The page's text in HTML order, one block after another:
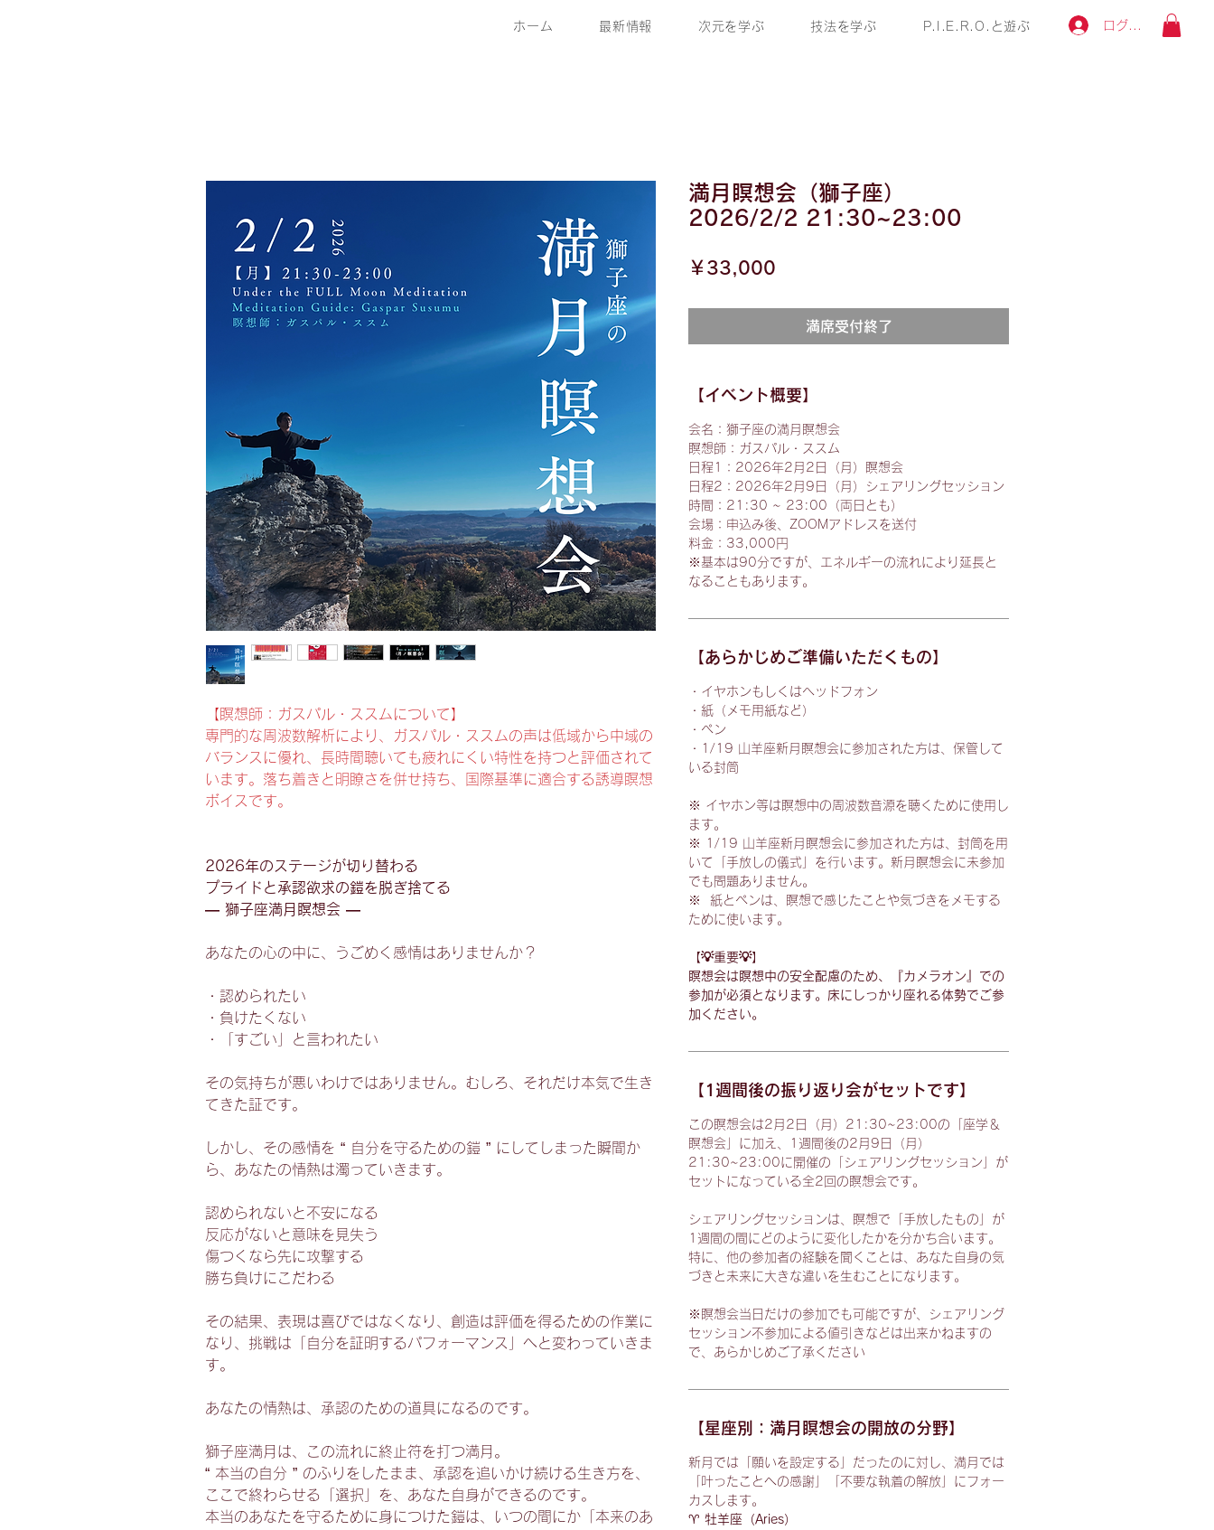
ログイン
ホーム 最新情報 次元を学ぶ 技法を学ぶ P.I.E.R.O.と遊ぶ
【瞑想師：ガスパル・ススムについて】
専門的な周波数解析により、ガスパル・ススムの声は低域から中域の
バランスに優れ、長時間聴いても疲れにくい特性を持つと評価されて
います。落ち着きと明瞭さを併せ持ち、国際基準に適合する誘導瞑想
ボイスです。
2026年のステージが切り替わる
プライドと承認欲求の鎧を脱ぎ捨てる
― 獅子座満月瞑想会 ―
あなたの心の中に、うごめく感情はありませんか？
・認められたい
・負けたくない
・「すごい」と言われたい
その気持ちが悪いわけではありません。むしろ、それだけ本気で生き
てきた証です。
しかし、その感情を “ 自分を守るための鎧 ” にしてしまった瞬間か
ら、あなたの情熱は濁っていきます。
認められないと不安になる
反応がないと意味を見失う
傷つくなら先に攻撃する
勝ち負けにこだわる
その結果、表現は喜びではなくなり、創造は評価を得るための作業に
なり、挑戦は「自分を証明するパフォーマンス」へと変わっていきま
す。
あなたの情熱は、承認のための道具になるのです。
獅子座満月は、この流れに終止符を打つ満月。
“ 本当の自分 ” のふりをしたまま、承認を追いかけ続ける生き方を、
ここで終わらせる「選択」を、あなた自身ができるのです。
本当のあなたを守るために身につけた鎧は、いつの間にか「本来のあ
満月瞑想会（獅子座）
2026/2/2 21:30~23:00
￥33,000
満席受付終了
【イベント概要】
会名：獅子座の満月瞑想会
瞑想師：ガスパル・ススム
日程1：2026年2月2日（月）瞑想会
日程2：2026年2月9日（月）シェアリングセッション
時間：21:30 ~ 23:00（両日とも）
会場：申込み後、ZOOMアドレスを送付
料金：33,000円
※基本は90分ですが、エネルギーの流れにより延長と
なることもあります。
【あらかじめご準備いただくもの】
・イヤホンもしくはヘッドフォン
・紙（メモ用紙など）
・ペン
・1/19 山羊座新月瞑想会に参加された方は、保管して
いる封筒
※ イヤホン等は瞑想中の周波数音源を聴くために使用し
ます。
※ 1/19 山羊座新月瞑想会に参加された方は、封筒を用
いて「手放しの儀式」を行います。新月瞑想会に未参加
でも問題ありません。
※ 紙とペンは、瞑想で感じたことや気づきをメモする
ために使います。
【💡重要💡】
瞑想会は瞑想中の安全配慮のため、『カメラオン』での
参加が必須となります。床にしっかり座れる体勢でご参
加ください。
【1週間後の振り返り会がセットです】
この瞑想会は2月2日（月）21:30~23:00の「座学＆
瞑想会」に加え、1週間後の2月9日（月）
21:30~23:00に開催の「シェアリングセッション」が
セットになっている全2回の瞑想会です。
シェアリングセッションは、瞑想で「手放したもの」が
1週間の間にどのように変化したかを分かち合います。
特に、他の参加者の経験を聞くことは、あなた自身の気
づきと未来に大きな違いを生むことになります。
※瞑想会当日だけの参加でも可能ですが、シェアリング
セッション不参加による値引きなどは出来かねますの
で、あらかじめご了承ください
【星座別：満月瞑想会の開放の分野】
新月では「願いを設定する」だったのに対し、満月では
「叶ったことへの感謝」「不要な執着の解放」にフォー
カスします。
♈ 牡羊座（Aries）